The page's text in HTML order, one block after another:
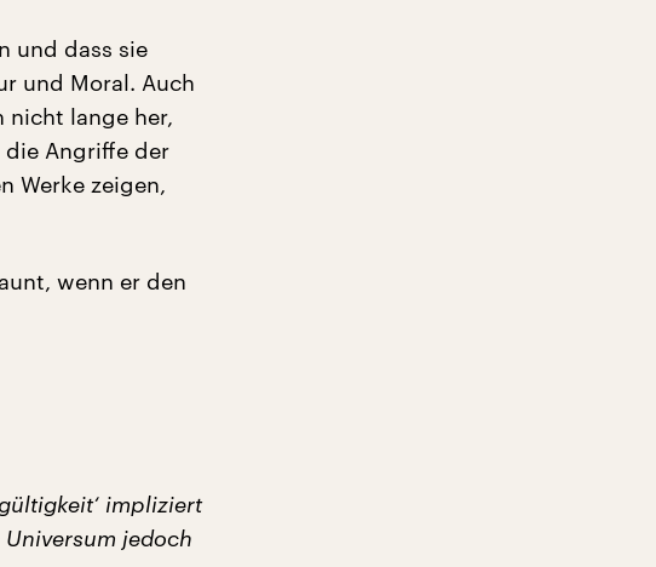
und dass sie
und Moral. Auch
nicht lange her,
Angriffe der
Werke zeigen,
wenn er den
impliziert
jedoch